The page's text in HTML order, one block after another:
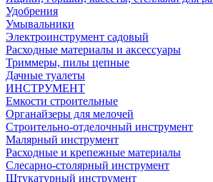
Удобрения
Умывальники
Электроинструмент садовый
Расходные материалы и аксессуары
Триммеры, пилы цепные
Дачные туалеты
ИНСТРУМЕНТ
Емкости строительные
Органайзеры для мелочей
Строительно-отделочный инструмент
Малярный инструмент
Расходные и крепежные материалы
Слесарно-столярный инструмент
Штукатурный инструмент